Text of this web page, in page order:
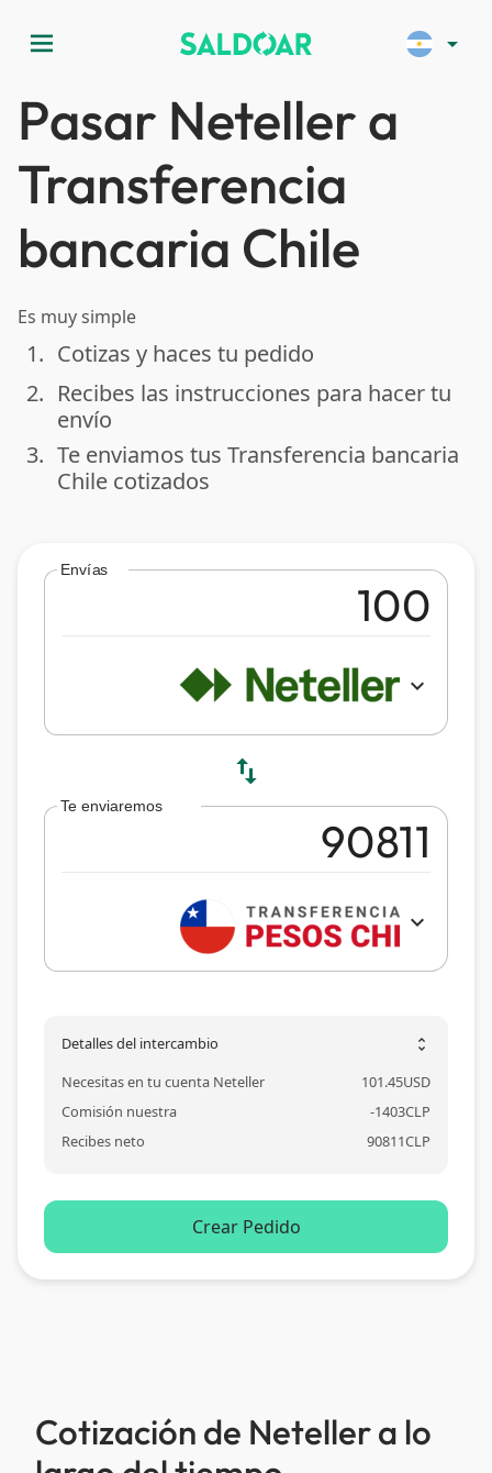
menu arrow_drop_down
Pasar Neteller a
Transferencia
bancaria Chile
Es muy simple
done
1. Cotizas y haces tu pedido
done
2. Recibes las instrucciones para hacer tu
envío
done
3. Te enviamos tus Transferencia bancaria
Chile cotizados
Envías
expand_more
swap_vert
Te enviaremos
expand_more
Detalles del intercambio unfold_more
Necesitas en tu cuenta Neteller 101.45USD
Comisión nuestra
-1403CLP
Recibes neto
90811CLP
Crear Pedido
Cotización de Neteller a lo